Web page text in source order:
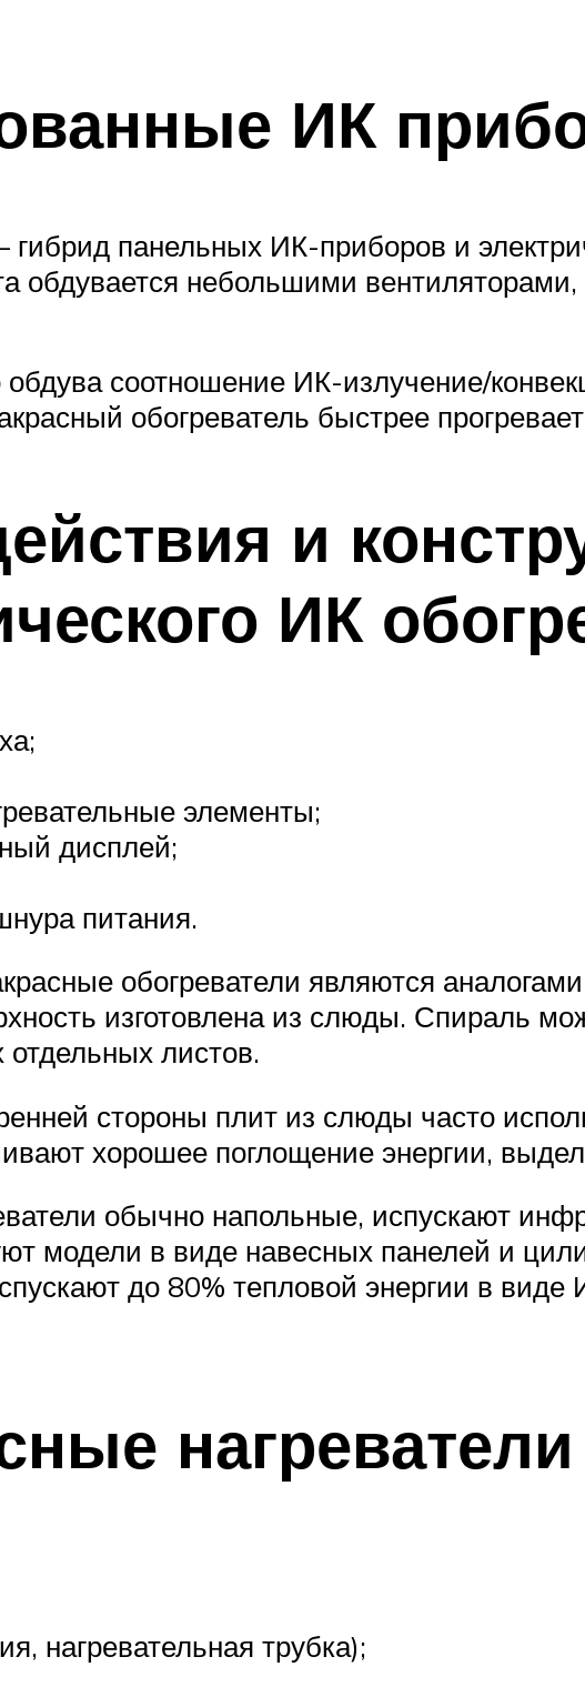
ИК
гибрид панельных ИК-приборов и
обдувается небольшими
обдува соотношение ИК-излучение/
обогреватель быстрее
и
ИК
элементы;
дисплей;
питания.
обогреватели являются
изготовлена из слюды. Спираль
листов.
стороны плит из слюды часто
хорошее поглощение энергии,
обычно напольные, испускают
модели в виде навесных панелей и
до 80% тепловой энергии в виде
нагревательная трубка);